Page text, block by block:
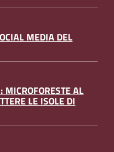
MEDIA DEL
AL
LE ISOLE DI